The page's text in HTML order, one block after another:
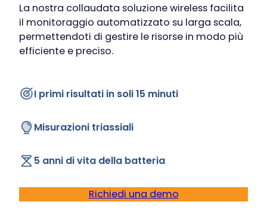
La nostra collaudata soluzione wireless facilita
il monitoraggio automatizzato su larga scala,
permettendoti di gestire le risorse in modo più
efficiente e preciso.
I primi risultati in soli 15 minuti
Misurazioni triassiali
5 anni di vita della batteria
Richiedi una demo